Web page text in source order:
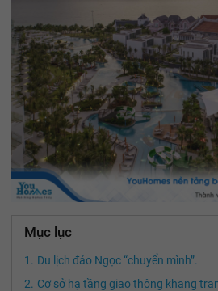
Mục lục
Du lịch đảo Ngọc “chuyển mình”.
Cơ sở hạ tầng giao thông khang